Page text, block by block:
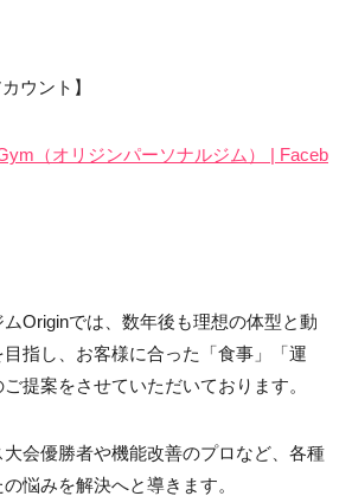
ウント】
（オリジンパーソナルジム） | Faceb
Originでは、数年後も理想の体型と動
指し、お客様に合った「食事」「運
提案をさせていただいております。
大会優勝者や機能改善のプロなど、各種
悩みを解決へと導きます。